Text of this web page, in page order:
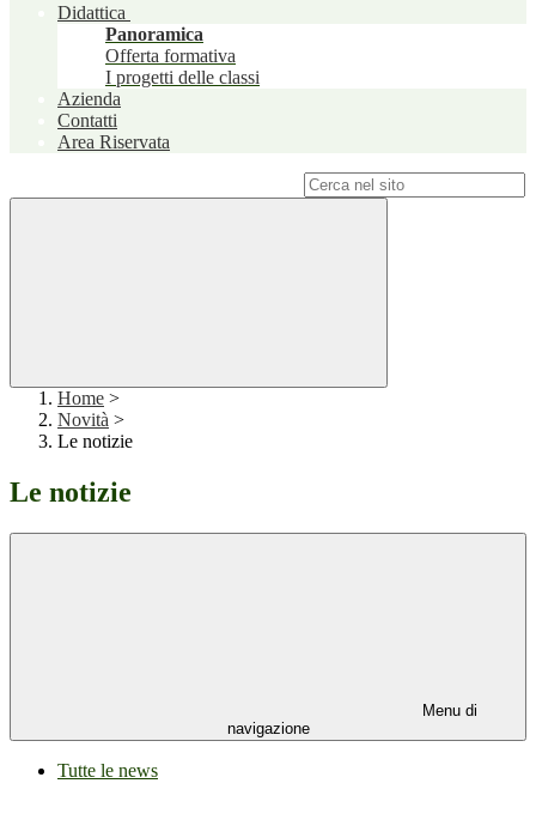
Didattica
Panoramica
Offerta formativa
I progetti delle classi
Azienda
Contatti
Area Riservata
Home >
Novità >
Le notizie
Le notizie
Menu di
navigazione
Tutte le news